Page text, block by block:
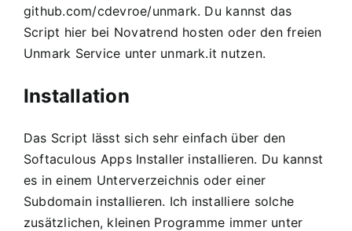
github.com/cdevroe/unmark. Du kannst das
Script hier bei Novatrend hosten oder den freien
Unmark Service unter unmark.it nutzen.
Installation
Das Script lässt sich sehr einfach über den
Softaculous Apps Installer installieren. Du kannst
es in einem Unterverzeichnis oder einer
Subdomain installieren. Ich installiere solche
zusätzlichen, kleinen Programme immer unter